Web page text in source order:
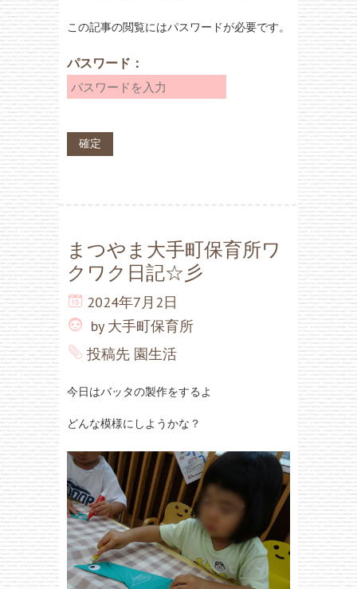
この記事の閲覧にはパスワードが必要です。
パスワード：
まつやま大手町保育所ワ
クワク日記☆彡
2024年7月2日
by 大手町保育所
投稿先 園生活
今日はバッタの製作をするよ
どんな模様にしようかな？